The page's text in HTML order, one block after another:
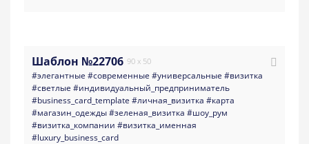
Шаблон №22706 90 x 50
#элегантные #современные #универсальные #визитка
#светлые #индивидуальный_предприниматель
#business_card_template #личная_визитка #карта
#магазин_одежды#зеленая_визитка #шоу_рум
#визитка_компании #визитка_именная
#luxury_business_card